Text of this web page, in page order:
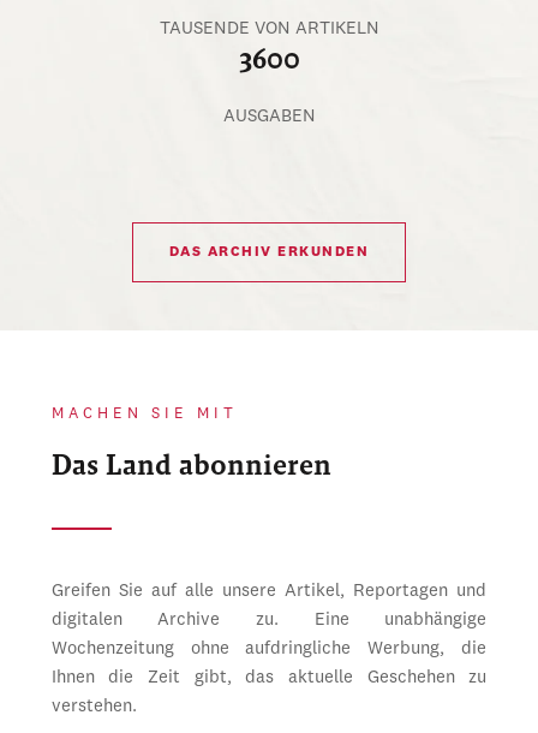
TAUSENDE VON ARTIKELN
3600
AUSGABEN
DAS ARCHIV ERKUNDEN
MACHEN SIE MIT
Das Land abonnieren
Greifen Sie auf alle unsere Artikel, Reportagen und
digitalen Archive zu. Eine unabhängige
Wochenzeitung ohne aufdringliche Werbung, die
Ihnen die Zeit gibt, das aktuelle Geschehen zu
verstehen.